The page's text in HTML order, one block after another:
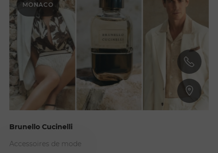
MONACO
Brunello Cucinelli
Accessoires de mode